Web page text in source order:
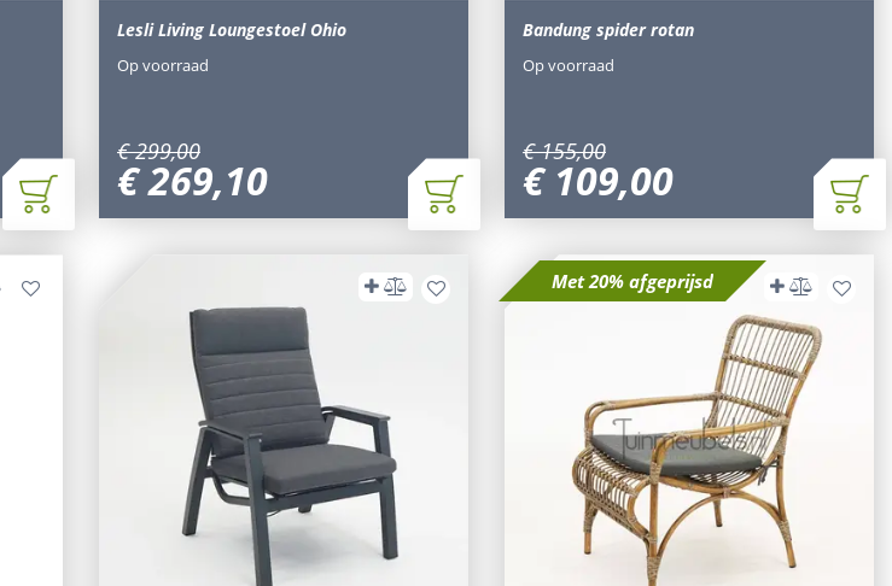
Lesli Living Loungestoel Ohio
€ 299,00
€269,10
Op voorraad
Bandung spider rotan
€ 155,00
€ 109,00
Op voorraad
Met 20% afgeprijsd